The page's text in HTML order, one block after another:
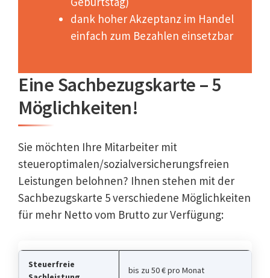
dank hoher Akzeptanz im Handel
einfach zum Bezahlen einsetzbar
Eine Sachbezugskarte – 5
Möglichkeiten!
Sie möchten Ihre Mitarbeiter mit
steueroptimalen/sozialversicherungsfreien
Leistungen belohnen? Ihnen stehen mit der
Sachbezugskarte 5 verschiedene Möglichkeiten
für mehr Netto vom Brutto zur Verfügung:
Steuerfreie
bis zu 50 € pro Monat